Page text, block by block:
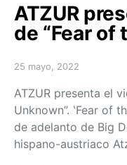
ATZUR
de “Fear of
Posted on
25 mayo, 2022
ATZUR presenta el
Unknown”. ‛Fear of
de adelanto de Big
hispano-austriaco